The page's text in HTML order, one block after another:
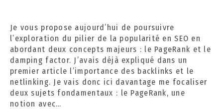
e
2
0
2
4
Je vous propose aujourd’hui de poursuivre
l’exploration du pilier de la popularité en SEO en
abordant deux concepts majeurs : le PageRank et le
damping factor. J’avais déjà expliqué dans un
premier article l’importance des backlinks et le
netlinking. Je vais donc ici davantage me focaliser
deux sujets fondamentaux : le PageRank, une
notion avec…